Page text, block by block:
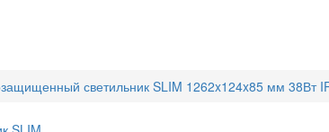
светильник SLIM 1262x124x85 мм 38Вт